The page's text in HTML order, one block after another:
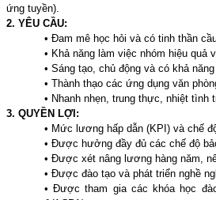
ứng tuyền).
2. YÊU CẦU:
• Đam mê học hỏi và có tinh thần
• Khả năng làm việc nhóm hiệu quả
• Sáng tạo, chủ động và có khả
• Thành thạo các ứng dụng văn
• Nhanh nhẹn, trung thực, nhiệt tình
3. QUYỀN LỢI:
• Mức lương hấp dẫn (KPI) và chế
• Được hưởng đầy đủ các chế độ
• Được xét nâng lương hàng năm,
• Được đào tạo và phát triển nghề
• Được tham gia các khóa học